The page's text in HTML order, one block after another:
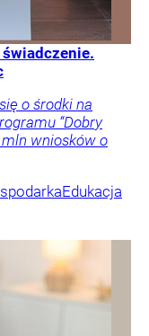
o środki na
“Dobry
mln wniosków o
Edukacja